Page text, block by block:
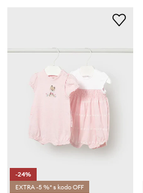
-24%
EXTRA -5 %* s kodo OFF